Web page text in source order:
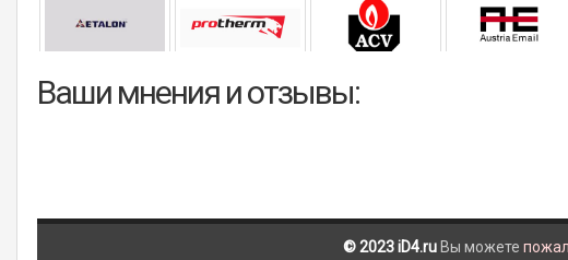
Ваши мнения и отзывы:
© 2023 iD4.ru Вы можете